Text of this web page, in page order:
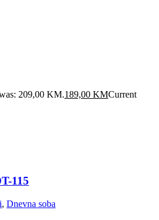
209,00 KM.189,00 KMCurrent
115
, Dnevna soba